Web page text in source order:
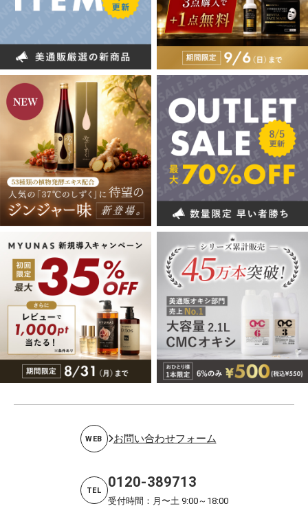
WEB お問い合わせフォーム
TEL 0120-389713
受付時間：月〜土 9:00～18:00